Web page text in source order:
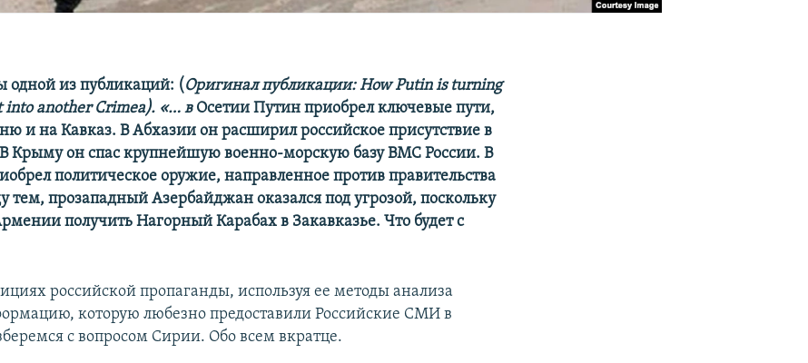
одной из публикаций: (Оригинал публикации: How Putin is turning
into another Crimea). «… вОсетии Путин приобрел ключевые пути,
и на Кавказ. В Абхазии он расширил российское присутствие в
Крыму он спас крупнейшую военно-морскую базу ВМС России. В
политическое оружие, направленное против правительства
тем, прозападный Азербайджан оказался под угрозой, поскольку
получить Нагорный Карабах в Закавказье. Что будет с
российской пропаганды, используя ее методы анализа
которую любезно предоставили Российские СМИ в
с вопросом Сирии. Обо всем вкратце.